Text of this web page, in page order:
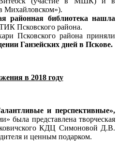
Михайловском»).
районная библиотека нашла
Псковского района.
Псковского района приняли
Ганзейских дней в Пскове.
в 2018 году
и перспективные»,
была представлена творческая
КДЦ Симоновой Д.В.
и ценным подарком.